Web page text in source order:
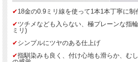
✔︎18金の0.9ミリ線を使って1本1本丁寧に制
✔︎ツチメなども入らない、極プレーンな指
ミリ)
✔︎シンプルにツヤのある仕上げ
✔︎指馴染みも良く、付け心地も滑らか、む